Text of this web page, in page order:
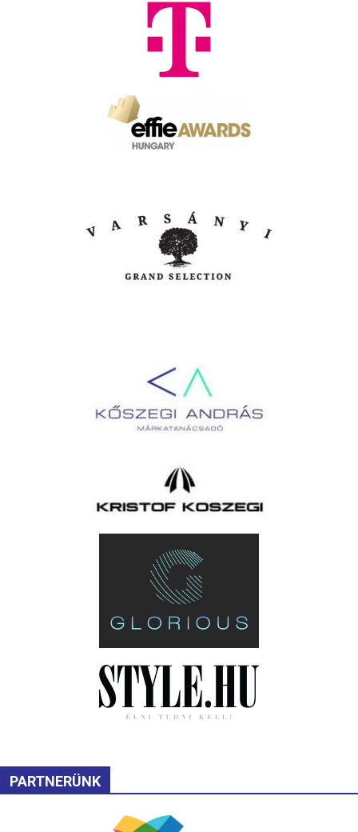
PARTNERÜNK